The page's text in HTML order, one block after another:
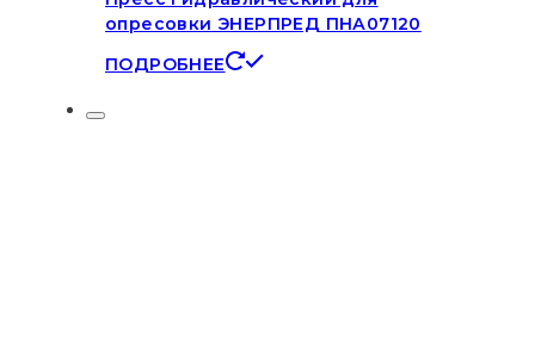
опресовки ЭНЕРПРЕД ПНА07120
ПОДРОБНЕЕ